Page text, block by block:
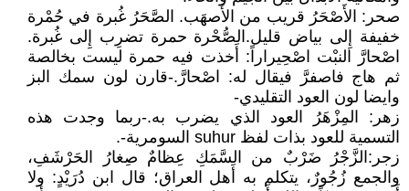
صحر: الأَصْحَرُ قريب من الأَصهَب. الصَّحَرُ غُبرة في حُمْرة
خفيفة إِلى بياض قليل.الصُّحْرة حمرة تضرِب إِلى غُبرة.
اصْحارَّ النبْت اصْحِيراراً: أَخذت فيه حمرة ليست بخالصة
ثم هاج فاصفرَّ فيقال له: اصْحارَّ.-قارن لون سمك البز
وايضا لون العود التقليدي-
زهر: المِزْهَرُ العود الذي يضرب به.-ربما وجدت هذه
التسمية للعود بذات لفظ suhur السومرية-.
زجر:الزَّجْرُ ضَرْبٌ من السَّمَكِ عِظامٌ صِغارُ الحَرْشَفِ،
والجمع زُجُورٌ، يتكلم به أَهل العراق؛ قال ابن دُرَيْدٍ: ولا